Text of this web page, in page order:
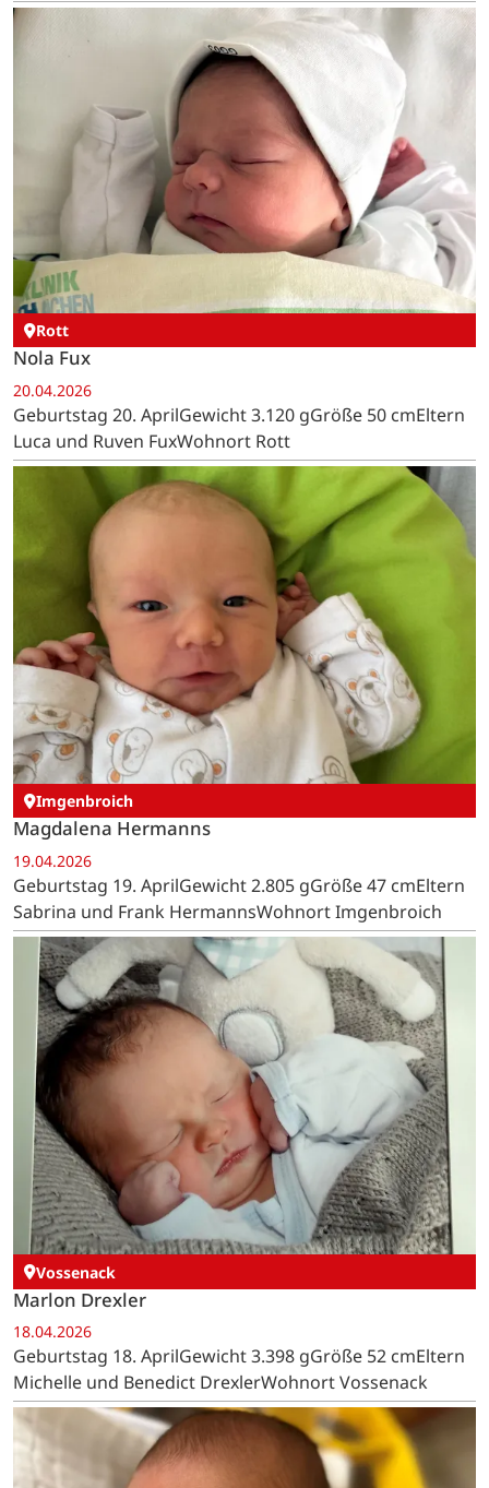
Rott
Nola Fux
20.04.2026
Geburtstag 20. AprilGewicht 3.120 gGröße 50 cmEltern
Luca und Ruven FuxWohnort Rott
Imgenbroich
Magdalena Hermanns
19.04.2026
Geburtstag 19. AprilGewicht 2.805 gGröße 47 cmEltern
Sabrina und Frank HermannsWohnort Imgenbroich
Vossenack
Marlon Drexler
18.04.2026
Geburtstag 18. AprilGewicht 3.398 gGröße 52 cmEltern
Michelle und Benedict DrexlerWohnort Vossenack